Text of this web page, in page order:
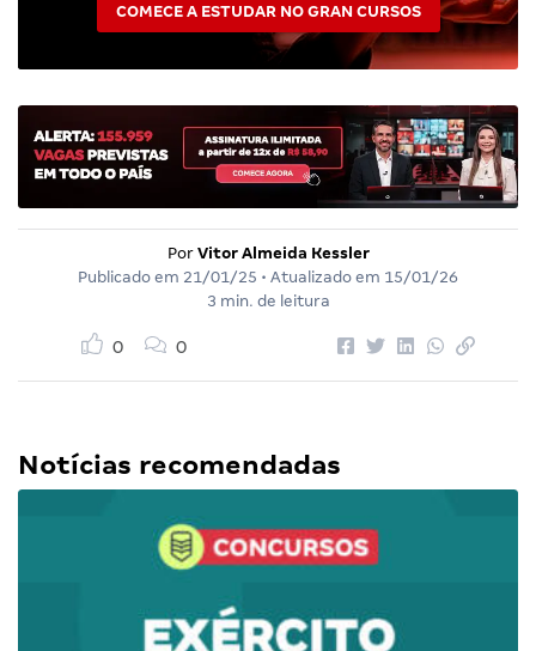
COMECE A ESTUDAR NO GRAN CURSOS
Por Vitor Almeida Kessler
Publicado em 21/01/25 • Atualizado em 15/01/26
3 min. de leitura
0 0
Notícias recomendadas